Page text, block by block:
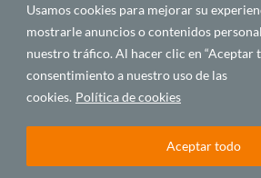
Usamos cookies para mejorar su
mostrarle anuncios o contenidos
nuestro tráfico. Al hacer clic en “Aceptar
consentimiento a nuestro uso de las
cookies. Política de cookies
Aceptar todo
About Us
Personalities
English